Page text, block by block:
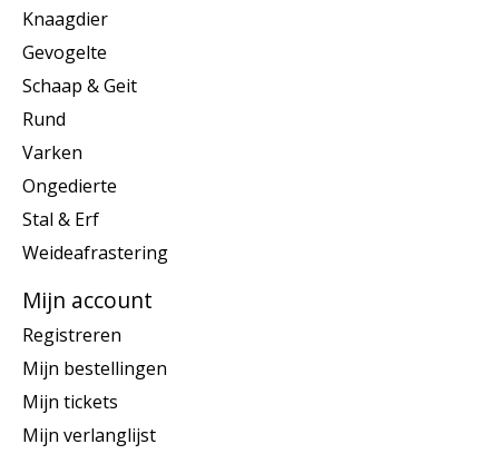
Knaagdier
Gevogelte
Schaap & Geit
Rund
Varken
Ongedierte
Stal & Erf
Weideafrastering
Mijn account
Registreren
Mijn bestellingen
Mijn tickets
Mijn verlanglijst